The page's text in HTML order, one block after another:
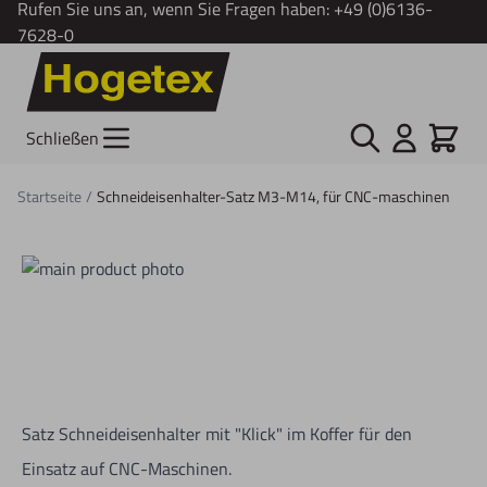
Rufen Sie uns an, wenn Sie Fragen haben: +49 (0)6136-
7628-0
Zum Inhalt springen
Schließen Suche Cart
Startseite/ Schneideisenhalter-Satz M3-M14, für CNC-maschinen
Satz Schneideisenhalter mit "Klick" im Koffer für den
Einsatz auf CNC-Maschinen.